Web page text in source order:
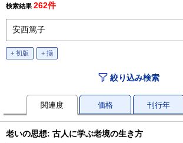
検索結果 262件
+ 初版 + 揃
絞り込み検索
関連度 価格 刊行年
老いの思想: 古人に学ぶ老境の生き方